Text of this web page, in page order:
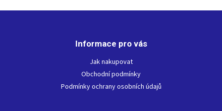
Informace pro vás
Jak nakupovat
Obchodní podmínky
Podmínky ochrany osobních údajů